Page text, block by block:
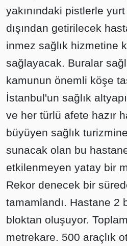
yakınındaki pistlerle
dışından getirilecek
inmez sağlık hizmetine
sağlayacak. Buralar
kamunun önemli köşe
İstanbul'un sağlık
ve her türlü afete hazır
büyüyen sağlık
sunacak olan bu
etkilenmeyen yatay bir
Rekor denecek bir
tamamlandı. Hastane 2
bloktan oluşuyor.
metrekare. 500 araçlık